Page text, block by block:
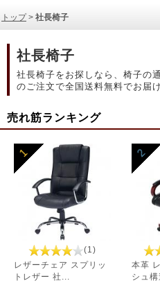
トップ> 社長椅子
社長椅子
社長椅子をお探しなら、椅子の
のご注文で全国送料無料でお届
売れ筋ランキング
1
(1)
レザーチェア スプリッ
トレザー 社...
2
本革
シュ構